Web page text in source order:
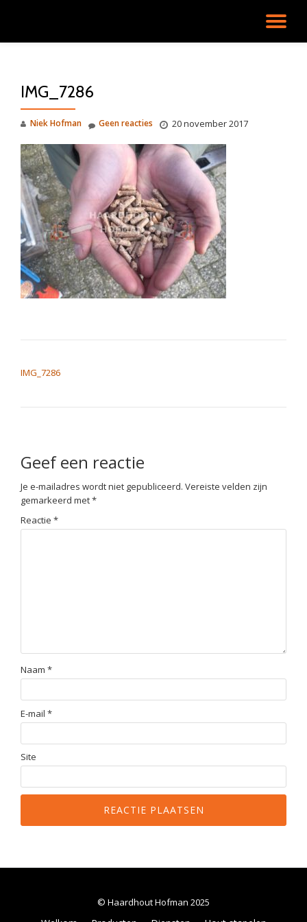
inhoudIMG_7286
Niek Hofman 20 november 2017
Geen reacties
IMG_7286
Geef een reactie
Je e-mailadres wordt niet gepubliceerd. Vereiste velden zijn
gemarkeerd met*
Reactie *
Naam *
E-mail *
Site
© Haardhout Hofman 2025